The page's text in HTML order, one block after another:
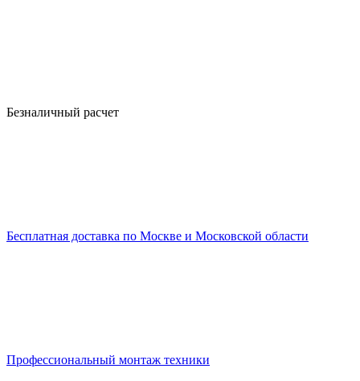
Безналичный расчет
Бесплатная доставка по Москве и Московской области
Профессиональный монтаж техники